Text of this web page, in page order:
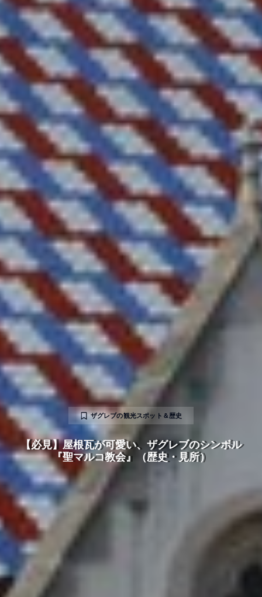
ザグレブの観光スポット＆歴史
【必見】屋根瓦が可愛い、ザグレブのシンボル
『聖マルコ教会』（歴史・見所）